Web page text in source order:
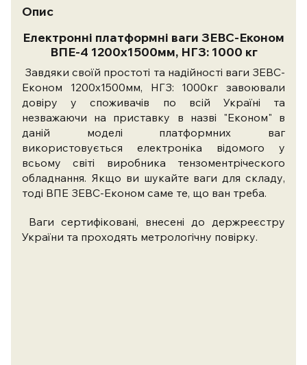
Опис
Електронні платформні ваги ЗЕВС-Економ
ВПЕ-4 1200х1500мм, НГЗ: 1000 кг
Завдяки своїй простоті та надійності ваги ЗЕВС-
Економ 1200х1500мм, НГЗ: 1000кг завоювали
довіру у споживачів по всій Україні та
незважаючи на приставку в назві "Економ" в
даній моделі платформних ваг
використовується електроніка відомого у
всьому світі виробника тензоментріческого
обладнання. Якщо ви шукайте ваги для складу,
тоді ВПЕ ЗЕВС-Економ саме те, що ван треба.
Ваги сертифіковані, внесені до держреєстру
України та проходять метрологічну повірку.